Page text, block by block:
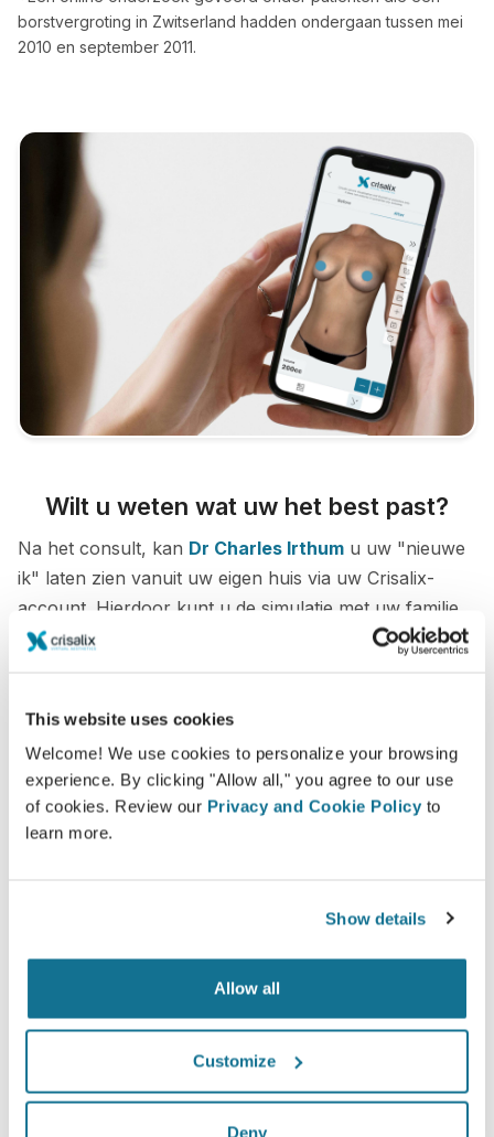
This website uses cookies
Welcome! We use cookies to personalize your browsing
experience. By clicking "Allow all," you agree to our use
of cookies. Review our Privacy and Cookie Policy to
learn more.
Show details
Allow all
Customize
Deny
borstvergroting in Zwitserland hadden ondergaan tussen mei
2010 en september 2011.
Wilt u weten wat uw het best past?
Na het consult, kan Dr Charles Irthum u uw "nieuwe
ik" laten zien vanuit uw eigen huis via uw Crisalix-
account. Hierdoor kunt u de simulatie met uw familie,
vrienden of wie u wilt te delen om hun advies te
Zie je nieuwe ik nu!
Crisalix beschermt uw privacy ten alle tijden.
Onze servers zijn volledig versleuteld, uw
informatie is beveiligd en prive.
High-Tech